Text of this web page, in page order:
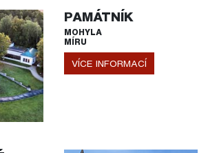
PAMÁTNÍK
MOHYLA
MÍRU
VÍCE INFORMACÍ